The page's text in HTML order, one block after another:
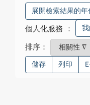
展開檢索結果的年
個人化服務 ：
排序：
儲存 列印